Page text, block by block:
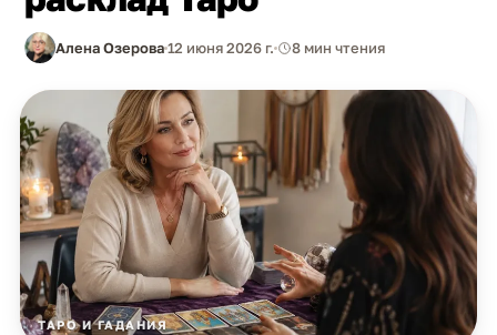
Алена Озерова12 июня 2026 г. 8 мин чтения
ТАРО И ГАДАНИЯ